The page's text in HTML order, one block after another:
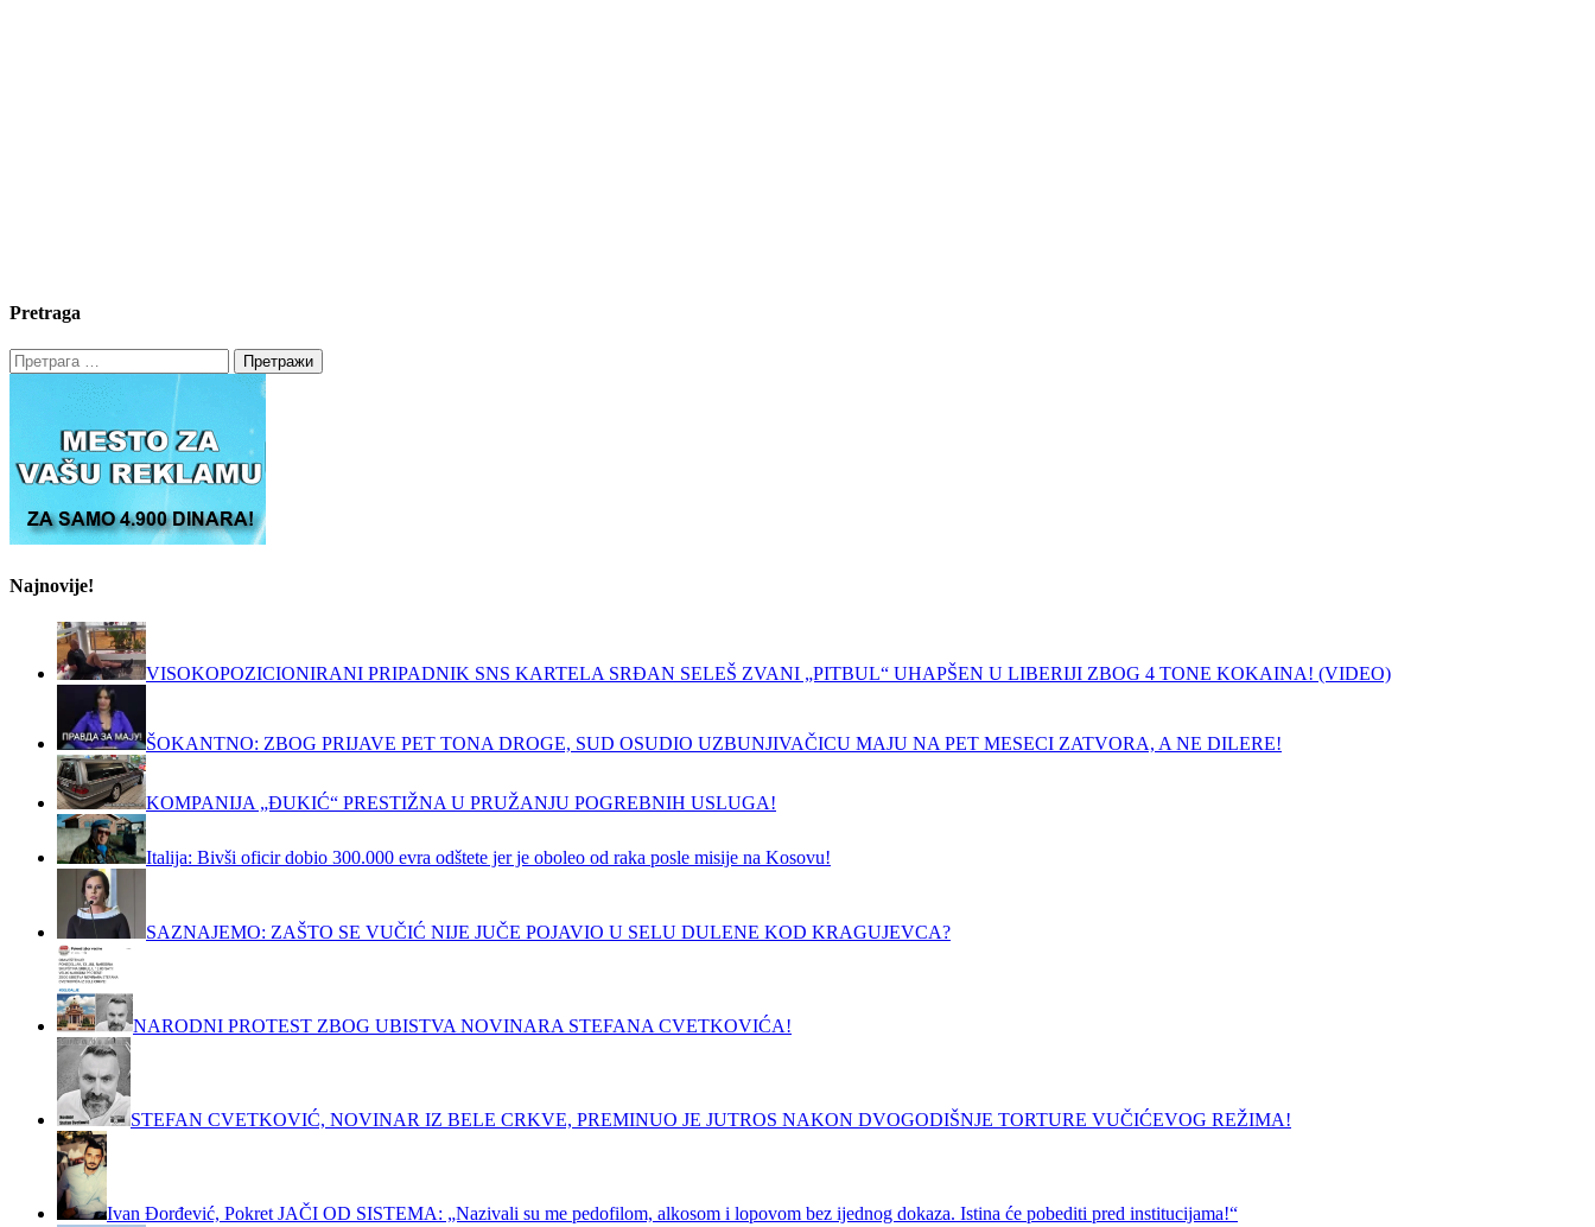
Pretraga
Претрага
за:
Najnovije!
VISOKOPOZICIONIRANI PRIPADNIK SNS KARTELA SRĐAN SELEŠ ZVANI „PITBUL“ UHAPŠEN U LIBERIJI ZBOG 4 TONE KOKAINA! (VIDEO)
ŠOKANTNO: ZBOG PRIJAVE PET TONA DROGE, SUD OSUDIO UZBUNJIVAČICU MAJU NA PET MESECI ZATVORA, A NE DILERE!
KOMPANIJA „ĐUKIĆ“ PRESTIŽNA U PRUŽANJU POGREBNIH USLUGA!
Italija: Bivši oficir dobio 300.000 evra odštete jer je oboleo od raka posle misije na Kosovu!
SAZNAJEMO: ZAŠTO SE VUČIĆ NIJE JUČE POJAVIO U SELU DULENE KOD KRAGUJEVCA?
NARODNI PROTEST ZBOG UBISTVA NOVINARA STEFANA CVETKOVIĆA!
STEFAN CVETKOVIĆ, NOVINAR IZ BELE CRKVE, PREMINUO JE JUTROS NAKON DVOGODIŠNJE TORTURE VUČIĆEVOG REŽIMA!
Ivan Đorđević, Pokret JAČI OD SISTEMA: „Nazivali su me pedofilom, alkosom i lopovom bez ijednog dokaza. Istina će pobediti pred institucijama!“